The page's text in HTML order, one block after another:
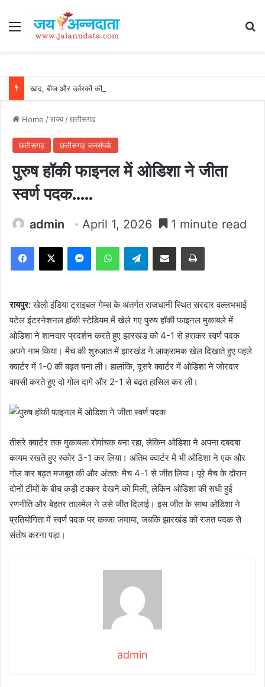
Menu
Home /राज्य/छत्तीसगढ़
छत्तीसगढ़ छत्तीसगढ़ जनसंपर्क
पुरुष हॉकी फाइनल में ओडिशा ने जीता
स्वर्ण पदक…..
admin April 1, 2026 1 minute read
Facebook
X MessengerWhatsAppTelegramShare via Email Print
रायपुर:खेलो इंडिया ट्राइबल गेम्स के अंतर्गत राजधानी स्थित सरदार वल्लभभाई
पटेल इंटरनेशनल हॉकी स्टेडियम में खेले गए पुरुष हॉकी फाइनल मुकाबले में
ओडिशा ने शानदार प्रदर्शन करते हुए झारखंड को 4-1 से हराकर स्वर्ण पदक
अपने नाम किया। मैच की शुरुआत में झारखंड ने आक्रामक खेल दिखाते हुए पहले
क्वार्टर में 1-0 की बढ़त बना ली। हालांकि, दूसरे क्वार्टर में ओडिशा ने जोरदार
वापसी करते हुए दो गोल दागे और 2-1 से बढ़त हासिल कर ली।
तीसरे क्वार्टर तक मुकाबला रोमांचक बना रहा, लेकिन ओडिशा ने अपना दबदबा
कायम रखते हुए स्कोर 3-1 कर लिया। अंतिम क्वार्टर में भी ओडिशा ने एक और
गोल कर बढ़त मजबूत की और अंततः मैच 4-1 से जीत लिया। पूरे मैच के दौरान
दोनों टीमों के बीच कड़ी टक्कर देखने को मिली, लेकिन ओडिशा की सधी हुई
रणनीति और बेहतर तालमेल ने उसे जीत दिलाई। इस जीत के साथ ओडिशा ने
प्रतियोगिता में स्वर्ण पदक पर कब्जा जमाया, जबकि झारखंड को रजत पदक से
संतोष करना पड़ा।
admin